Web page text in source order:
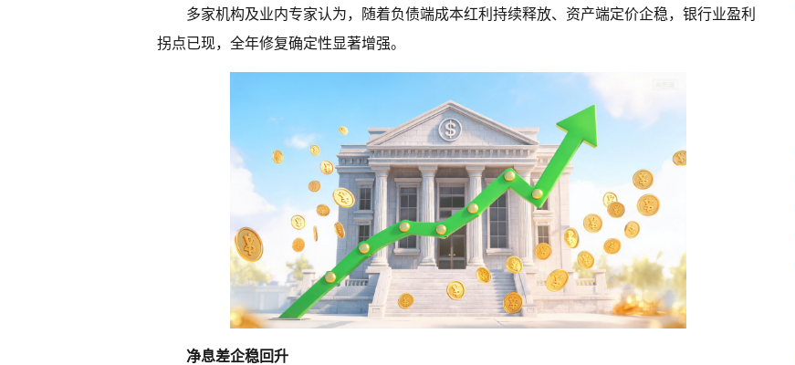
多家机构及业内专家认为，随着负债端成本红利持续释放、资产端定价企稳，银行业盈利
拐点已现，全年修复确定性显著增强。
净息差企稳回升